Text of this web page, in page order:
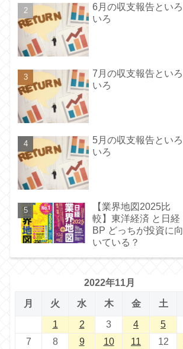
6月の収支報告といろ
いろ
7月の収支報告といろ
いろ
5月の収支報告といろ
いろ
【業界地図2025比
較】東洋経済 と日経
BP どっちが投資に向
いている？
2022年11月
月 火 水 木 金 土
1 2 3 4 5
7
8 9 10 11 12